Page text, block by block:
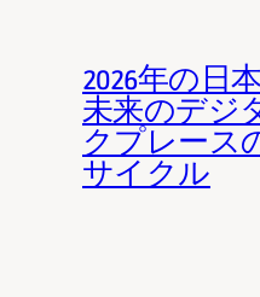
2026年の日
未来のデジ
クプレース
サイクル